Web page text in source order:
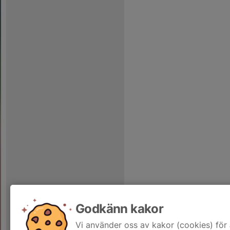
Godkänn kakor
Vi använder oss av kakor (cookies)